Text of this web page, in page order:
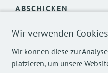
Wir verwenden Cookies
Wir können diese zur
platzieren, um unsere
ABSCHICKEN
Über die Verarbeitung